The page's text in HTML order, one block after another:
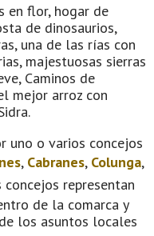
en flor, hogar de
de dinosaurios,
una de las rías con
majestuosas sierras
Caminos de
mejor arroz con
uno o varios concejos
, Cabranes, Colunga,
concejos representan
de la comarca y
los asuntos locales